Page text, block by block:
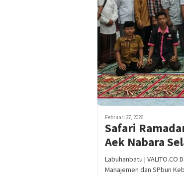
Februari 27, 2026
Safari
Aek Nabara
Labuhanbatu | VALITO.CO
Manajemen dan SPbun